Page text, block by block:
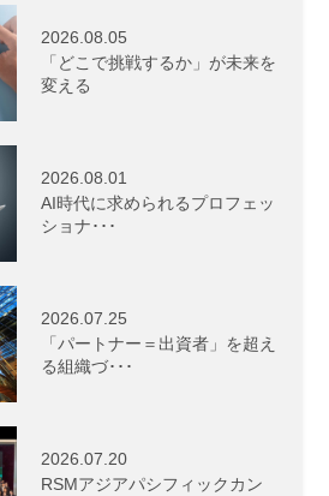
2026.08.05
「どこで挑戦するか」が未来を
変える
2026.08.01
AI時代に求められるプロフェッ
ショナ･･･
2026.07.25
「パートナー＝出資者」を超え
る組織づ･･･
2026.07.20
RSMアジアパシフィックカン